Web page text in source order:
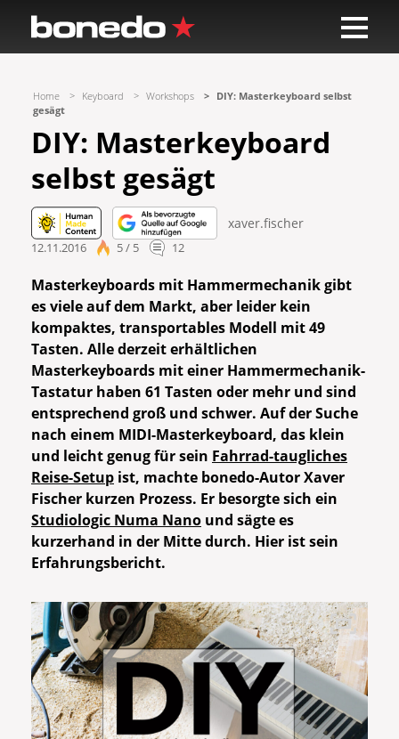
Home Keyboard Workshops
DIY: Masterkeyboard selbst
gesägt
DIY: Masterkeyboard
selbst gesägt
xaver.fischer
12.11.2016 5 / 5 12
Masterkeyboards mit Hammermechanik gibt
es viele auf dem Markt, aber leider kein
kompaktes, transportables Modell mit 49
Tasten. Alle derzeit erhältlichen
Masterkeyboards mit einer Hammermechanik-
Tastatur haben 61 Tasten oder mehr und sind
entsprechend groß und schwer. Auf der Suche
nach einem MIDI-Masterkeyboard, das klein
und leicht genug für sein Fahrrad-taugliches
Reise-Setup ist, machte bonedo-Autor Xaver
Fischer kurzen Prozess. Er besorgte sich ein
Studiologic Numa Nano und sägte es
kurzerhand in der Mitte durch. Hier ist sein
Erfahrungsbericht.